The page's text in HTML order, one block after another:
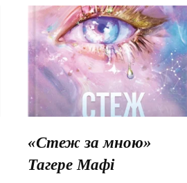
«Стеж за мною»
Тагере Мафі